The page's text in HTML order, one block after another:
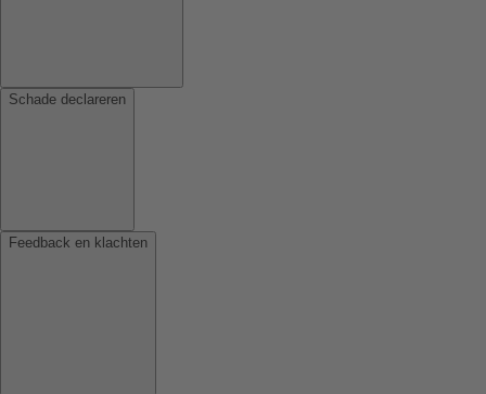
Schade declareren
Feedback en klachten